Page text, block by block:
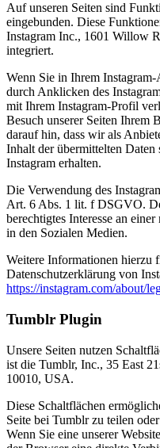
Auf unseren Seiten sind
eingebunden. Diese
Instagram Inc., 1601 Willow
integriert.
Wenn Sie in Ihrem
durch Anklicken des
mit Ihrem Instagram-Profil
Besuch unserer Seiten Ihrem
darauf hin, dass wir als
Inhalt der übermittelten
Instagram erhalten.
Die Verwendung des
Art. 6 Abs. 1 lit. f DSGVO.
berechtigtes Interesse an
in den Sozialen Medien.
Weitere Informationen hierzu
Datenschutzerklärung von
https://instagram.com/about/
Tumblr Plugin
Unsere Seiten nutzen
ist die Tumblr, Inc., 35 East
10010, USA.
Diese Schaltflächen
Seite bei Tumblr zu teilen
Wenn Sie eine unserer